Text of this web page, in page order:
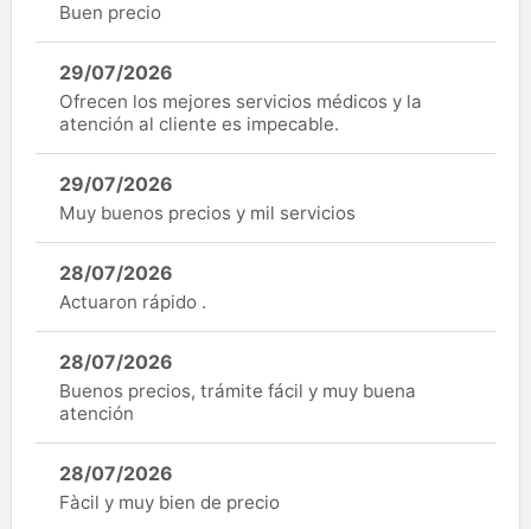
Buen precio
29/07/2026
Ofrecen los mejores servicios médicos y la
atención al cliente es impecable.
29/07/2026
Muy buenos precios y mil servicios
28/07/2026
Actuaron rápido .
28/07/2026
Buenos precios, trámite fácil y muy buena
atención
28/07/2026
Fàcil y muy bien de precio